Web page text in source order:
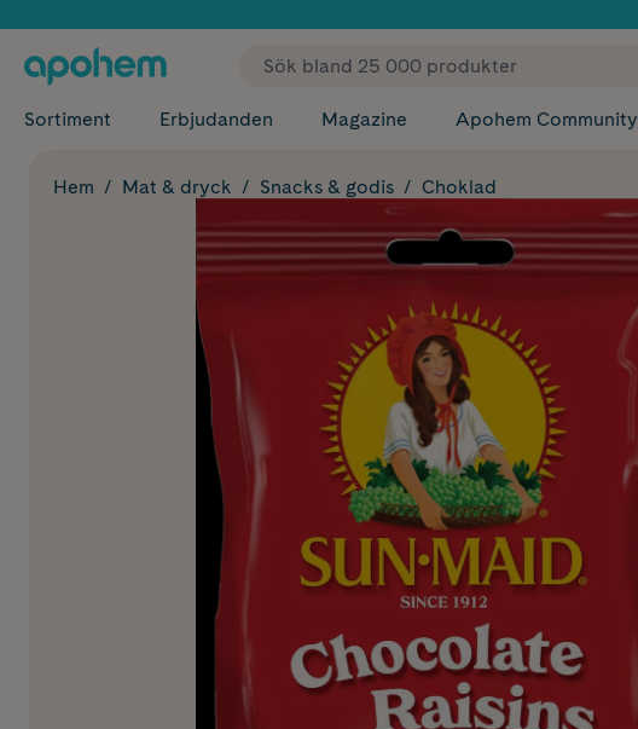
✓ Fri frakt
Sortiment Erbjudanden Magazine Apohem Community
Hem Mat & dryck Snacks & godis Choklad